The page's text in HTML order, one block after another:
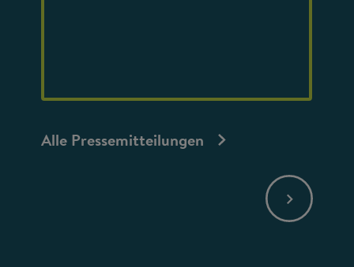
Alle Pressemitteilungen